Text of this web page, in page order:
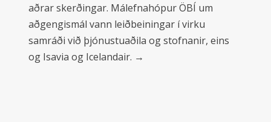
aðrar skerðingar. Málefnahópur ÖBÍ um
aðgengismál vann leiðbeiningar í virku
samráði við þjónustuaðila og stofnanir, eins
og Isavia og Icelandair. →